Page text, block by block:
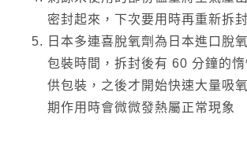
密封起來，下次要用時再重新拆
日本多連喜脫氧劑為日本進口脫
包裝時間，拆封後有 60 分鐘的
供包裝，之後才開始快速大量吸
期作用時會微微發熱屬正常現象